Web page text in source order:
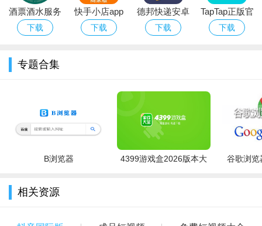
馈不断优化回答质量，还可以根据用户的爱好、习惯等信息，自
动推荐感兴趣的内容，帮助用户更好地体验和使用TikTok。
1.对于Tako的存在，TikTok发言人表示，该平台一直在探索新
2.他们表示期待能够从TikTok的庞大社区中学习，并继续创造
一个安全的娱乐空间，旨在激发创造力和推动文化。
3.TikTok作为一款风靡全球的短视频平台，一直以其创新的内
酒票酒水服务
app
下载
快手小店app
官方下载2026
下载
德邦快递安卓
版
下载
TapTap正版官
方下载最新版
下载
专题合集
B浏览器
4399游戏盒2026版本大
谷歌浏览
相关资源